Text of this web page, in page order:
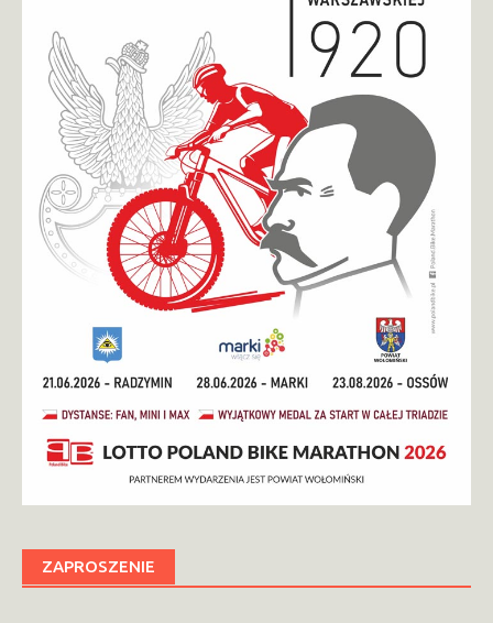
ZAPROSZENIE